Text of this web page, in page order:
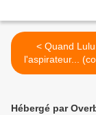
< Quand Lulu passe
l'aspirateur...
gros cadeau
Hébergé par